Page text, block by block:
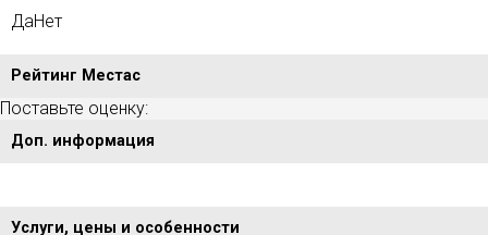
ДаНет
Рейтинг Местас
Поставьте оценку:
Доп. информация
Услуги, цены и особенности